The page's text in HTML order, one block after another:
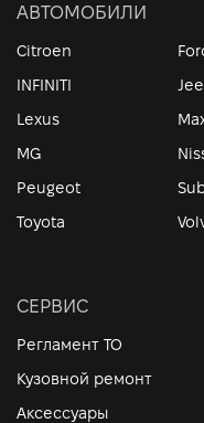
АВТОМОБИЛИ
Citroen
INFINITI
Lexus
MG
Peugeot
Toyota
СЕРВИС
Регламент ТО
Кузовной ремонт
Аксессуары